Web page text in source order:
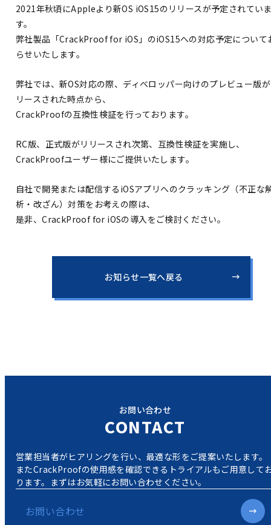
2021年秋頃にAppleより新OS iOS15のリリースが予定されてい
す。
弊社製品「CrackProof for iOS」のiOS15への対応予定について
らせいたします。
弊社では、新OS対応の際、ディベロッパー向けのプレビュー版
リースされた時点から、
CrackProofの互換性検証を行っております。
RC版、正式版がリリースされ次第、互換性検証を実施し、
CrackProofユーザー様にご提供いたします。
自社で開発または配信するiOSアプリへのクラッキング（不正な
析・改ざん）対策をお考えの際は、
是非、CrackProof for iOSの導入をご検討ください。
お知らせ一覧へ戻る
お問い合わせ
CONTACT
営業担当者がヒアリングを行い、最適な形をご提案いたします。
またCrackProofの使用感を確認できるトライアルもご用意して
ります。 まずはお気軽にお問い合わせください。
お問い合わせ